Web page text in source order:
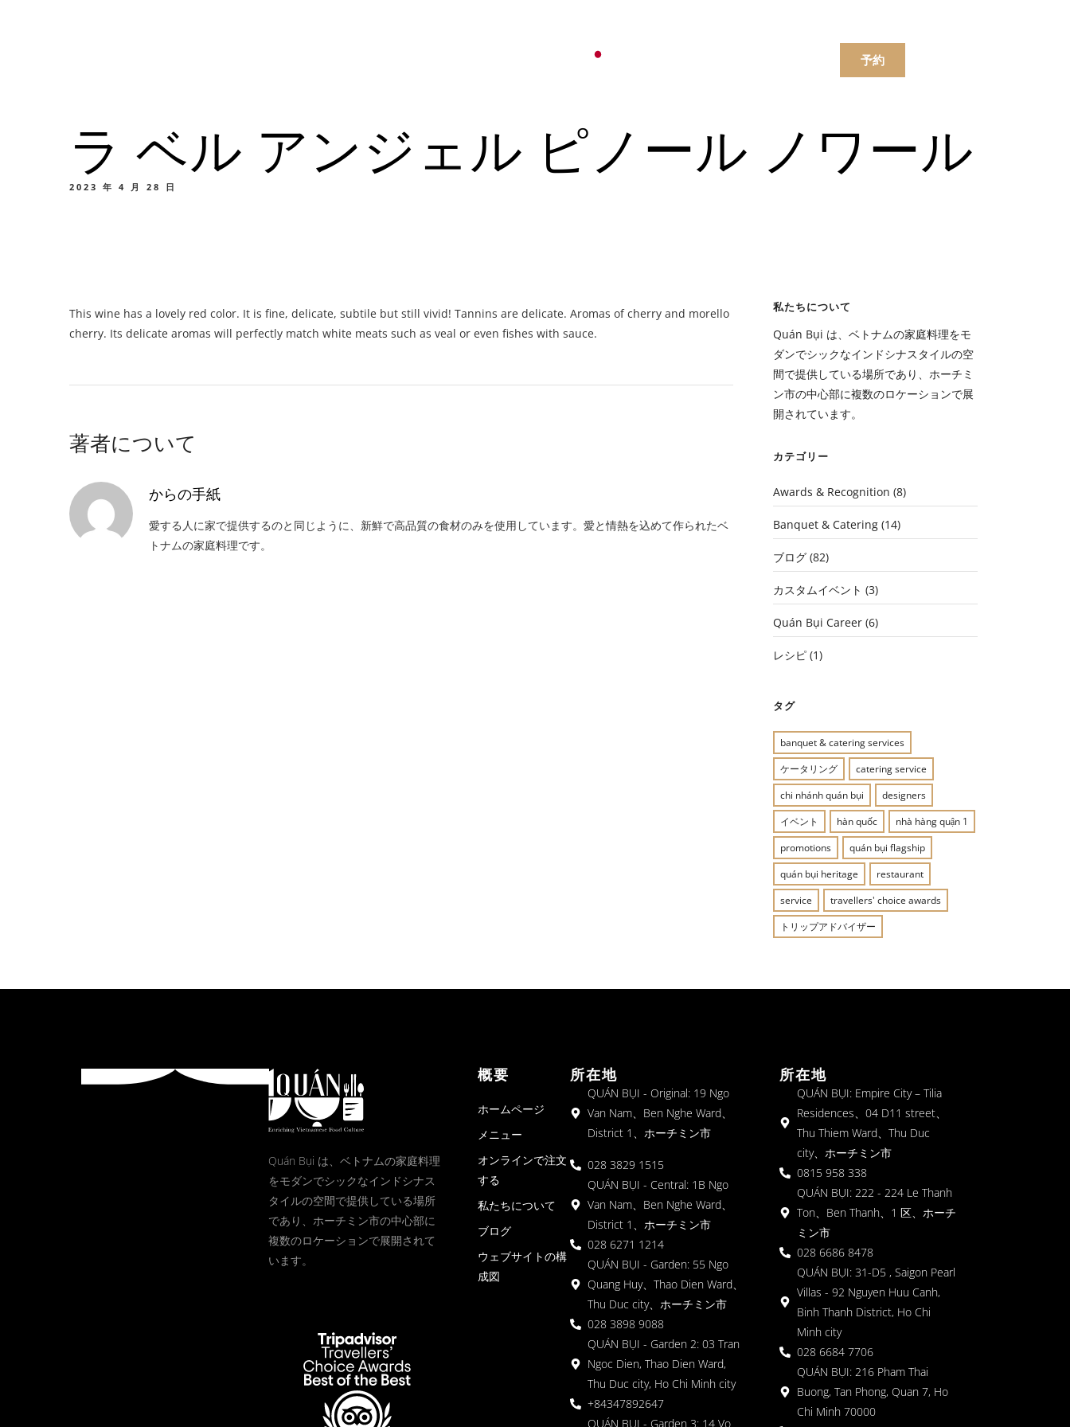
メニュー
カスタムイベント メニュー
飲み物
한국어
予約
メニュー
カスタムイベント メニュー
ラ ベル アンジェル ピノール ノワール
2023 年 4 月 28 日
This wine has a lovely red color. It is fine, delicate, subtile but still vivid! Tannins are delicate. Aromas of cherry and morello
cherry. Its delicate aromas will perfectly match white meats such as veal or even fishes with sauce.
著者について
からの手紙
愛する人に家で提供するのと同じように、新鮮で高品質の食材のみを使用しています。愛と情熱を込めて作られたベ
トナムの家庭料理です。
私たちについて
Quán Bụi は、ベトナムの家庭料理をモ
ダンでシックなインドシナスタイルの空
間で提供している場所であり、ホーチミ
ン市の中心部に複数のロケーションで展
開されています。
カテゴリー
Awards & Recognition (8)
Banquet & Catering (14)
ブログ (82)
カスタムイベント (3)
Quán Bụi Career (6)
レシピ (1)
タグ
banquet & catering services
ケータリング
catering service
chi nhánh quán bụi
designers
イベント
hàn quốc
nhà hàng quận 1
promotions
quán bụi flagship
quán bụi heritage
restaurant
service
travellers' choice awards
トリップアドバイザー
Quán Bụi は、ベトナムの家庭料理
をモダンでシックなインドシナス
タイルの空間で提供している場所
であり、ホーチミン市の中心部に
複数のロケーションで展開されて
います。
概要
ホームページ
メニュー
オンラインで注文
する
私たちについて
ブログ
ウェブサイトの構
成図
所在地
QUÁN BỤI - Original: 19 Ngo
Van Nam、Ben Nghe Ward、
District 1、ホーチミン市
028 3829 1515
QUÁN BỤI - Central: 1B Ngo
Van Nam、Ben Nghe Ward、
District 1、ホーチミン市
028 6271 1214
QUÁN BỤI - Garden: 55 Ngo
Quang Huy、Thao Dien Ward、
Thu Duc city、ホーチミン市
028 3898 9088
QUÁN BỤI - Garden 2: 03 Tran
Ngoc Dien, Thao Dien Ward,
Thu Duc city, Ho Chi Minh city
+84347892647
QUÁN BỤI - Garden 3: 14 Vo
所在地
QUÁN BỤI: Empire City – Tilia
Residences、04 D11 street、
Thu Thiem Ward、Thu Duc
city、ホーチミン市
0815 958 338
QUÁN BỤI: 222 - 224 Le Thanh
Ton、Ben Thanh、1 区、ホーチ
ミン市
028 6686 8478
QUÁN BỤI: 31-D5 , Saigon Pearl
Villas - 92 Nguyen Huu Canh,
Binh Thanh District, Ho Chi
Minh city
028 6684 7706
QUÁN BỤI: 216 Pham Thai
Buong, Tan Phong, Quan 7, Ho
Chi Minh 70000